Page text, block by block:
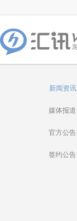
新闻资讯
媒体报道
官方公告
签约公告